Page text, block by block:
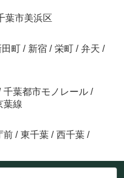
葉市美浜区
田町 / 新宿 / 栄町 / 弁天 /
千葉都市モノレール /
葉線
前 / 東千葉 / 西千葉 /